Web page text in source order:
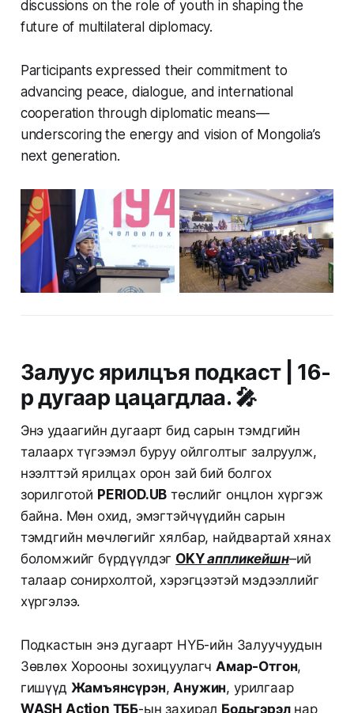
discussions on the role of youth in shaping the
future of multilateral diplomacy.
Participants expressed their commitment to
advancing peace, dialogue, and international
cooperation through diplomatic means—
underscoring the energy and vision of Mongolia’s
next generation.
Залуус ярилцъя подкаст | 16-
р дугаар цацагдлаа. 🎤
Энэ удаагийн дугаарт бид сарын тэмдгийн
талаарх түгээмэл буруу ойлголтыг залруулж,
нээлттэй ярилцах орон зай бий болгох
зорилготой PERIOD.UB төслийг онцлон хүргэж
байна. Мөн охид, эмэгтэйчүүдийн сарын
тэмдгийн мөчлөгийг хялбар, найдвартай хянах
боломжийг бүрдүүлдэг OKY аппликейшн–ий
талаар сонирхолтой, хэрэгцээтэй мэдээллийг
хүргэлээ.
Подкастын энэ дугаарт НҮБ-ийн Залуучуудын
Зөвлөх Хорооны зохицуулагч Амар-Отгон,
гишүүд Жамъянсүрэн, Анужин, урилгаар
WASH Action ТББ-ын захирал Бодьгэрэлнар